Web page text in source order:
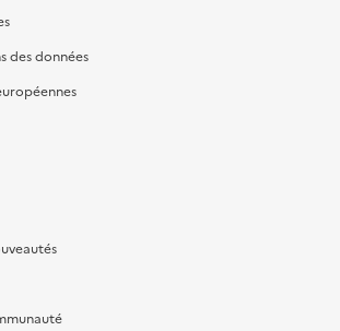
des données